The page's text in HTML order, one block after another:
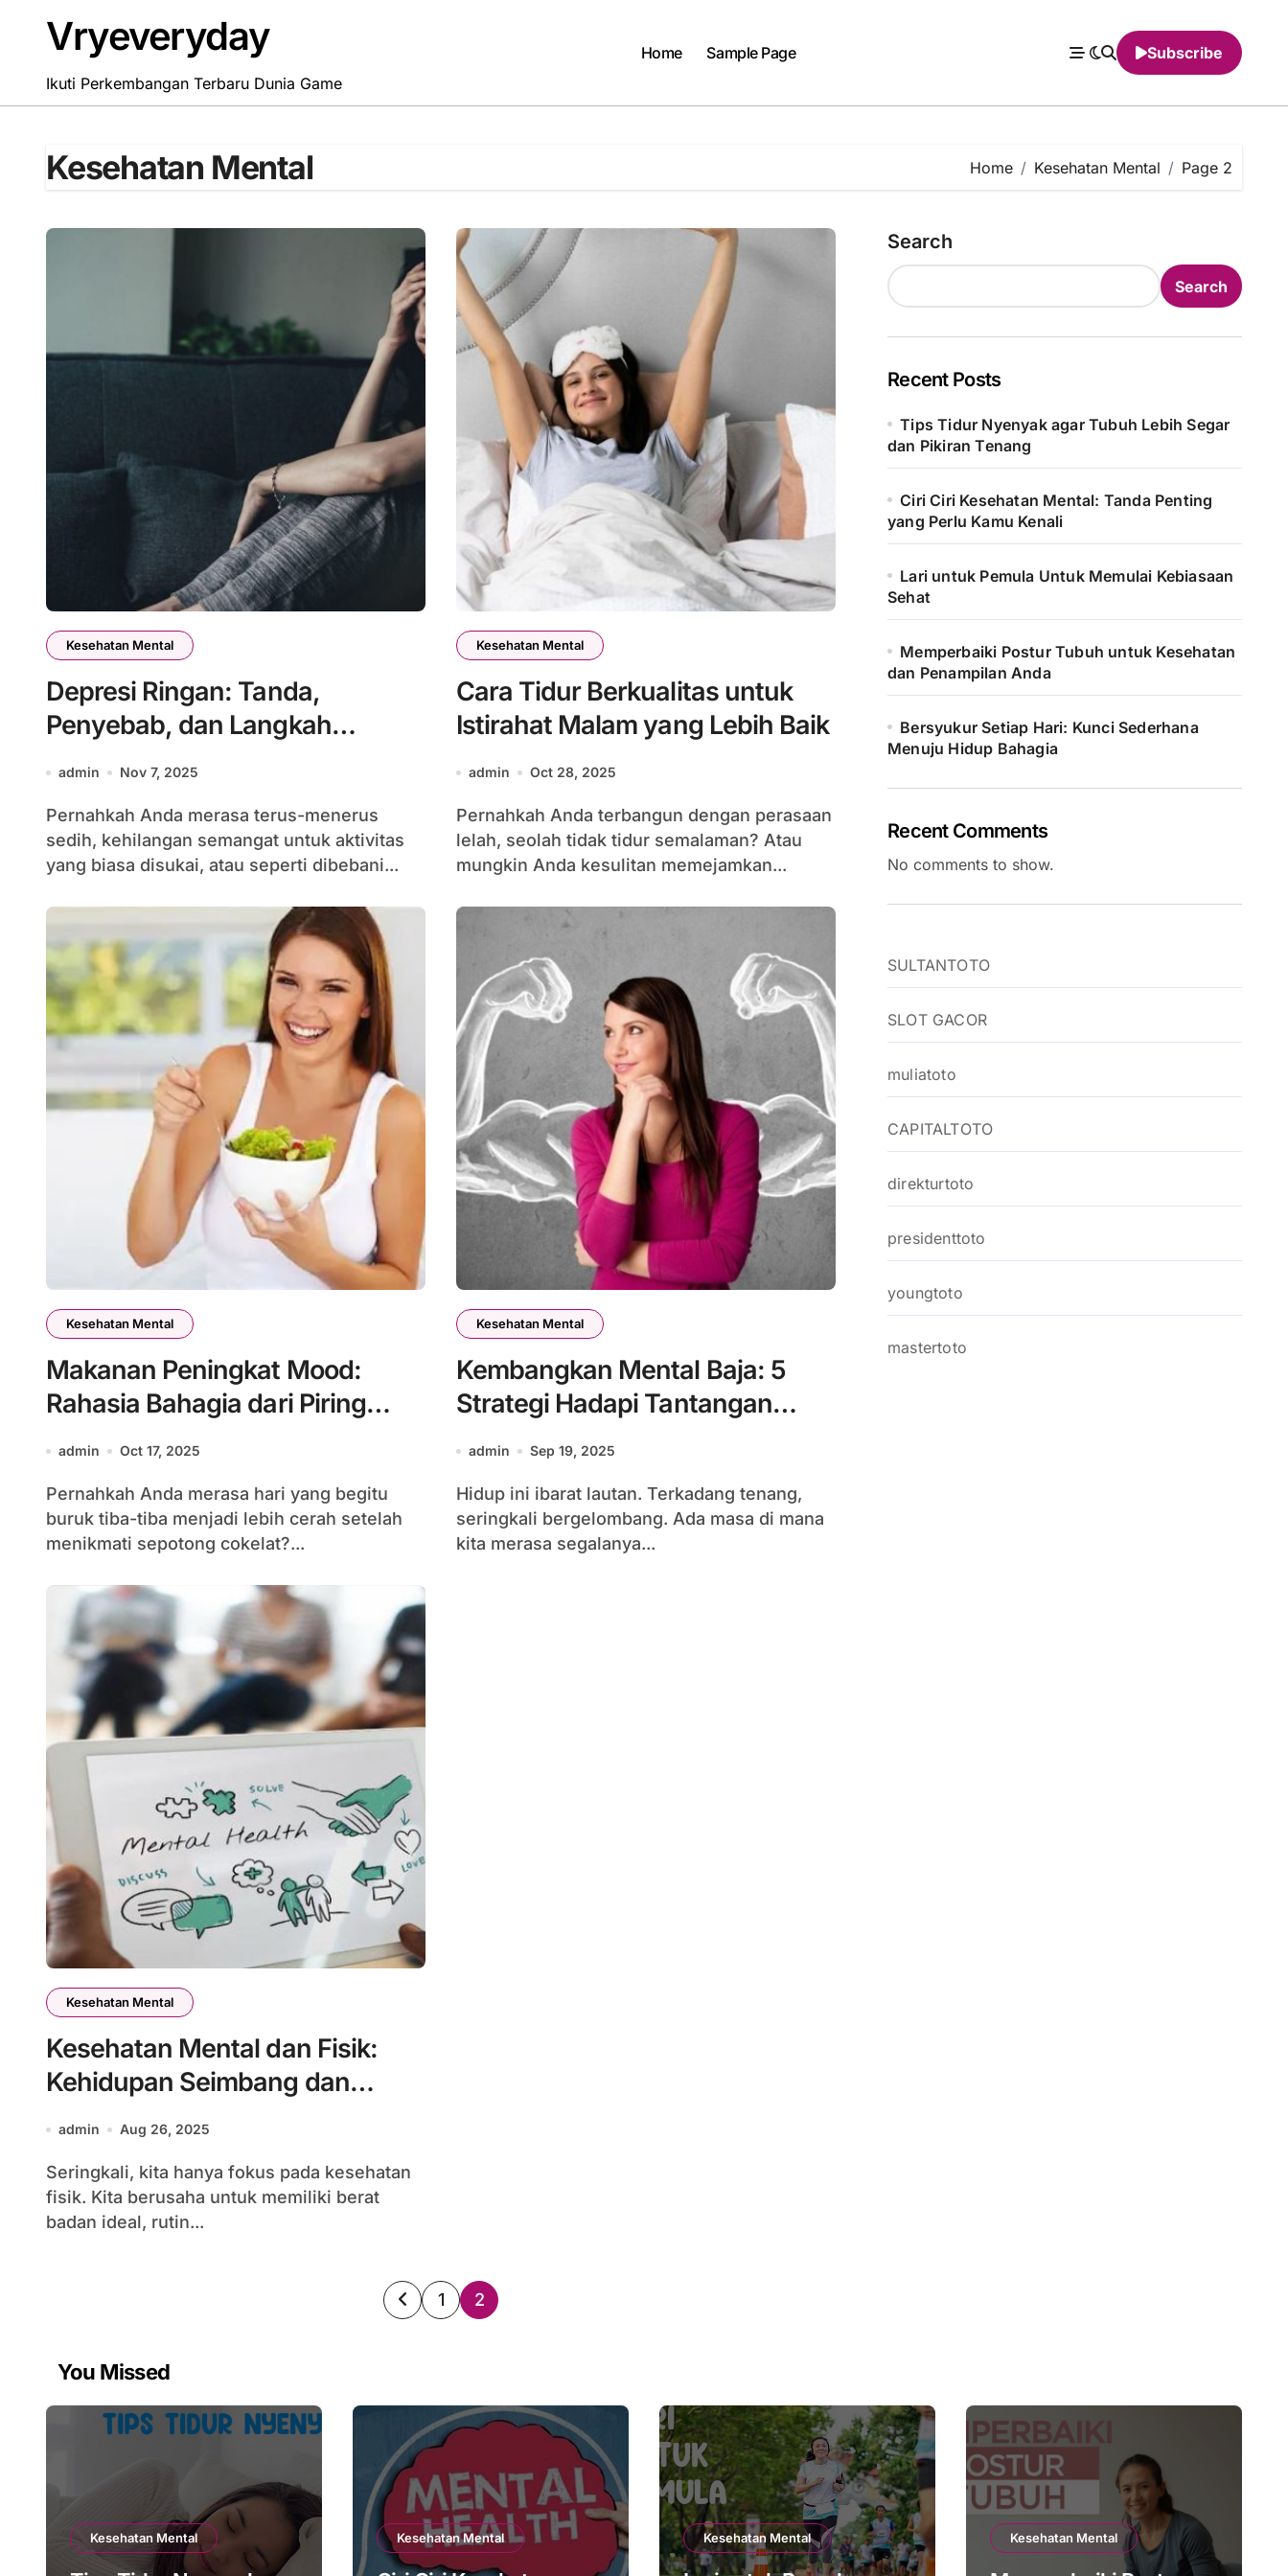
Vryeveryday
Ikuti Perkembangan Terbaru Dunia Game
Home Sample Page Subscribe
Kesehatan Mental Home Kesehatan Mental Page 2
Kesehatan Mental
Depresi Ringan: Tanda,
Penyebab, dan Langkah
Mengelolanya
admin Nov 7, 2025
Pernahkah Anda merasa terus-menerus
sedih, kehilangan semangat untuk aktivitas
yang biasa disukai, atau seperti dibebani...
Kesehatan Mental
Cara Tidur Berkualitas untuk
Istirahat Malam yang Lebih Baik
admin Oct 28, 2025
Pernahkah Anda terbangun dengan perasaan
lelah, seolah tidak tidur semalaman? Atau
mungkin Anda kesulitan memejamkan...
Kesehatan Mental
Makanan Peningkat Mood:
Rahasia Bahagia dari Piring
Anda
admin Oct 17, 2025
Pernahkah Anda merasa hari yang begitu
buruk tiba-tiba menjadi lebih cerah setelah
menikmati sepotong cokelat?...
Kesehatan Mental
Kembangkan Mental Baja: 5
Strategi Hadapi Tantangan
Hidup
admin Sep 19, 2025
Hidup ini ibarat lautan. Terkadang tenang,
seringkali bergelombang. Ada masa di mana
kita merasa segalanya...
Kesehatan Mental
Kesehatan Mental dan Fisik:
Kehidupan Seimbang dan
Bahagia
admin Aug 26, 2025
Seringkali, kita hanya fokus pada kesehatan
fisik. Kita berusaha untuk memiliki berat
badan ideal, rutin...
Posts
1 2
Search
Search
Recent Posts
Tips Tidur Nyenyak agar Tubuh Lebih Segar
dan Pikiran Tenang
Ciri Ciri Kesehatan Mental: Tanda Penting
yang Perlu Kamu Kenali
Lari untuk Pemula Untuk Memulai Kebiasaan
Sehat
Memperbaiki Postur Tubuh untuk Kesehatan
dan Penampilan Anda
Bersyukur Setiap Hari: Kunci Sederhana
Menuju Hidup Bahagia
Recent Comments
No comments to show.
SULTANTOTO
SLOT GACOR
muliatoto
CAPITALTOTO
direkturtoto
presidenttoto
youngtoto
mastertoto
You Missed
Kesehatan Mental Kesehatan Mental Kesehatan Mental Kesehatan Mental